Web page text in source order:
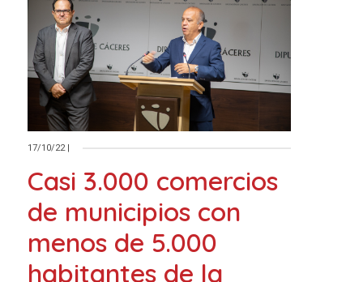
17/10/22 |
Casi 3.000 comercios
de municipios con
menos de 5.000
habitantes de la